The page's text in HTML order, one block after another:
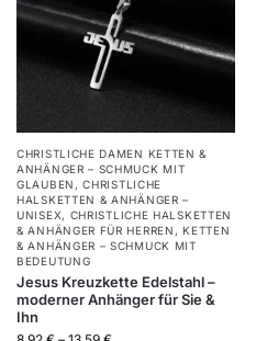
CHRISTLICHE DAMEN KETTEN &
ANHÄNGER – SCHMUCK MIT
GLAUBEN ,CHRISTLICHE
HALSKETTEN & ANHÄNGER –
UNISEX, CHRISTLICHE HALSKETTEN
& ANHÄNGER FÜR HERREN ,KETTEN
& ANHÄNGER – SCHMUCK MIT
BEDEUTUNG
Jesus Kreuzkette Edelstahl –
moderner Anhänger für Sie &
Ihn